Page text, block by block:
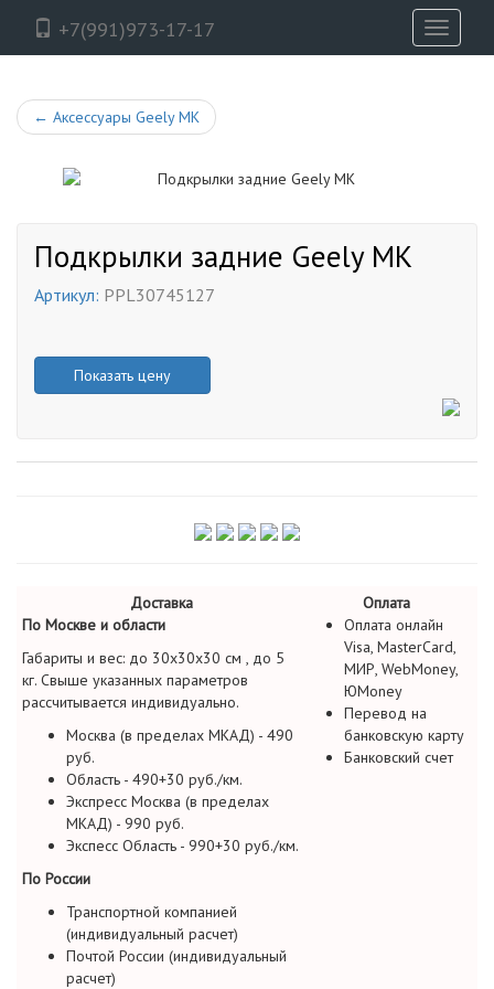
+7(991)973-17-17
Toggle
← Аксессуары Geely MK
Подкрылки задние Geely MK
Артикул: PPL30745127
Показать цену
Доставка
Оплата
По Москве и области
Габариты и вес: до 30х30х30 см , до 5
кг. Свыше указанных параметров
рассчитывается индивидуально.
Москва (в пределах МКАД) - 490
руб.
Область - 490+30 руб./км.
Экспресс Москва (в пределах
МКАД) - 990 руб.
Экспесс Область - 990+30 руб./км.
По России
Транспортной компанией
(индивидуальный расчет)
Почтой России (индивидуальный
расчет)
Оплата онлайн
Visa, MasterCard,
МИР, WebMoney,
ЮMoney
Перевод на
банковскую карту
Банковский счет